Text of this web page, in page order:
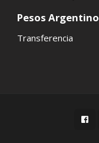
Pesos
Transferencia